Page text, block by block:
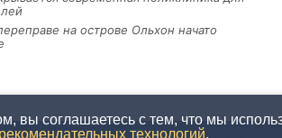
на острове Ольхон начато
вы соглашаетесь с тем, что мы
рекомендательных технологий.